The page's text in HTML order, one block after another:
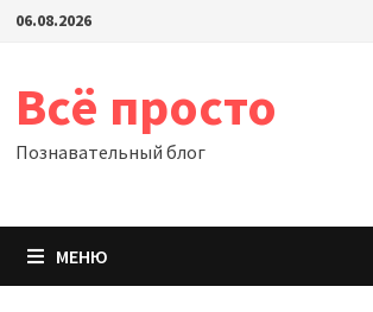
Перейти
06.08.2026
Всё просто
Познавательный блог
МЕНЮ